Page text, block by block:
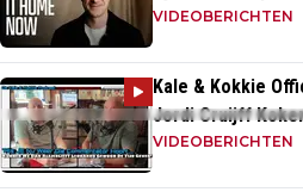
VIDEOBERICHTEN
Kale & Kokkie
Jordi Cruijff
VIDEOBERICHTEN